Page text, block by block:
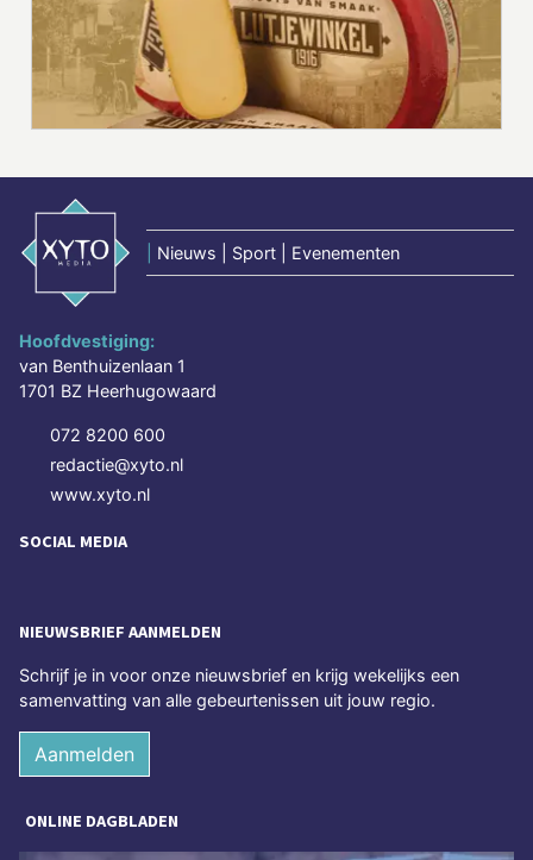
Nieuws | Sport | Evenementen
Hoofdvestiging:
van Benthuizenlaan 1
1701 BZ Heerhugowaard
072 8200 600
redactie@xyto.nl
www.xyto.nl
SOCIAL MEDIA
NIEUWSBRIEF AANMELDEN
Schrijf je in voor onze nieuwsbrief en krijg wekelijks een
samenvatting van alle gebeurtenissen uit jouw regio.
Aanmelden
ONLINE DAGBLADEN